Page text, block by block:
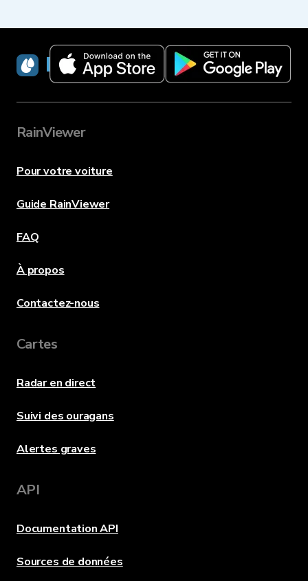
RainViewer
RainViewer
Pour votre voiture
Guide RainViewer
FAQ
À propos
Contactez-nous
Cartes
Radar en direct
Suivi des ouragans
Alertes graves
API
Documentation API
Sources de données